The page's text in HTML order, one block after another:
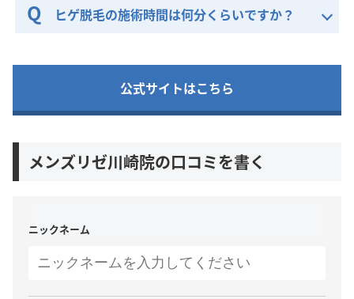
ヒゲ脱毛の施術時間は何分くらいですか？
公式サイトはこちら
メンズリゼ川崎院の口コミを書く
ニックネーム